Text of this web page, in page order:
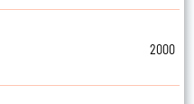
2000